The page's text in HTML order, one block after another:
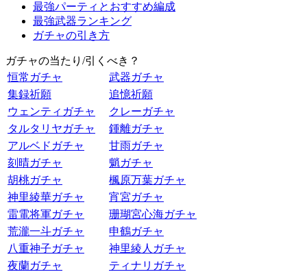
最強パーティとおすすめ編成
最強武器ランキング
ガチャの引き方
ガチャの当たり/引くべき？
恒常ガチャ
武器ガチャ
集録祈願
追憶祈願
ウェンティガチャ
クレーガチャ
タルタリヤガチャ
鍾離ガチャ
アルベドガチャ
甘雨ガチャ
刻晴ガチャ
魈ガチャ
胡桃ガチャ
楓原万葉ガチャ
神里綾華ガチャ
宵宮ガチャ
雷電将軍ガチャ
珊瑚宮心海ガチャ
荒瀧一斗ガチャ
申鶴ガチャ
八重神子ガチャ
神里綾人ガチャ
夜蘭ガチャ
ティナリガチャ